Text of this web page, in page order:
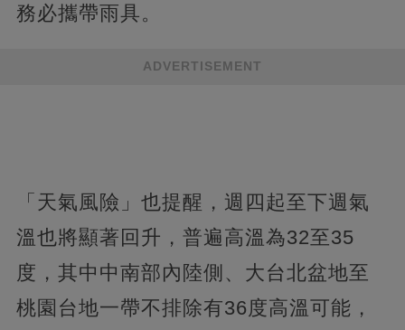
務必攜帶雨具。
ADVERTISEMENT
​「天氣風險」也提醒，週四起至下週氣
溫也將顯著回升，普遍高溫為32至35
度，其中中南部內陸側、大台北盆地至
桃園台地一帶不排除有36度高溫可能，